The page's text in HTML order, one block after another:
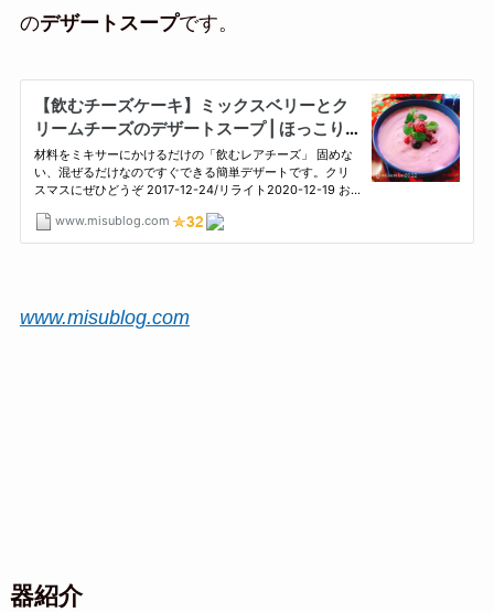
のデザートスープです。
www.misublog.com
器紹介